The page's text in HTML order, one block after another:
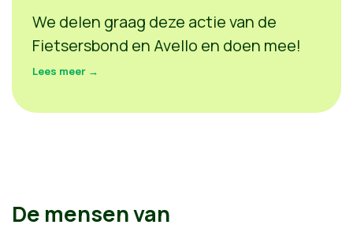
We delen graag deze actie van de
Fietsersbond en Avello en doen mee!
Lees meer →
De mensen van